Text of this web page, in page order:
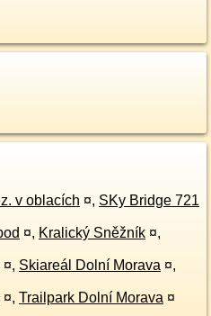
v oblacích ¤, SKy Bridge 721
¤, Kralický Sněžník ¤,
¤, Skiareál Dolní Morava ¤,
¤, Trailpark Dolní Morava ¤